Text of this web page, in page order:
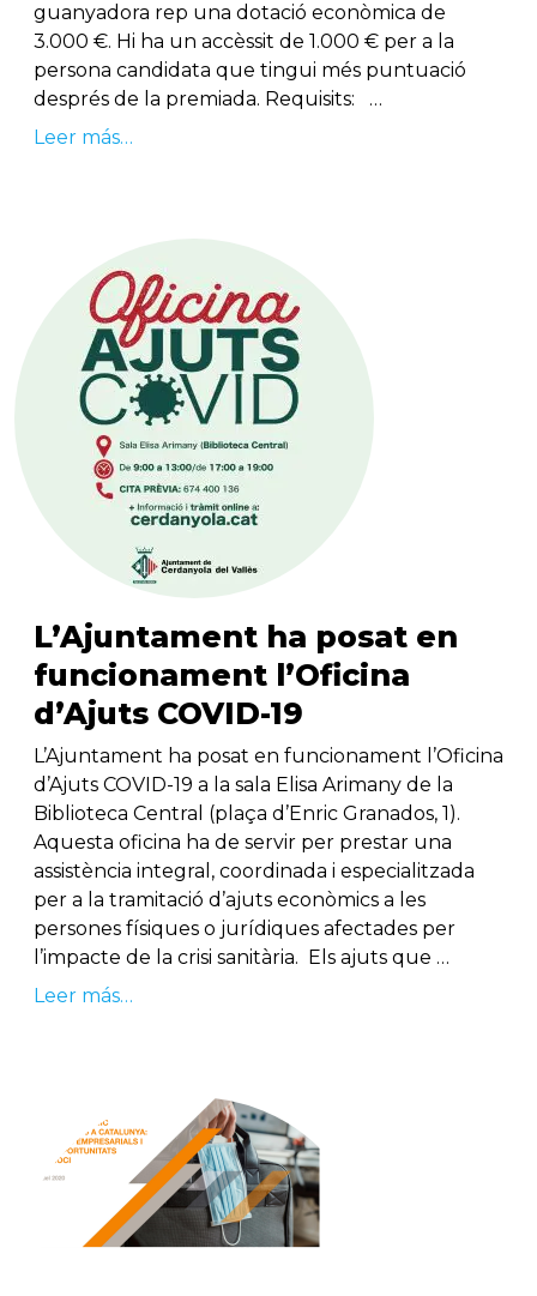
guanyadora rep una dotació econòmica de
3.000 €. Hi ha un accèssit de 1.000 € per a la
persona candidata que tingui més puntuació
després de la premiada. Requisits: …
Leer más…
L’Ajuntament ha posat en
funcionament l’Oficina
d’Ajuts COVID-19
L’Ajuntament ha posat en funcionament l’Oficina
d’Ajuts COVID-19 a la sala Elisa Arimany de la
Biblioteca Central (plaça d’Enric Granados, 1).
Aquesta oficina ha de servir per prestar una
assistència integral, coordinada i especialitzada
per a la tramitació d’ajuts econòmics a les
persones físiques o jurídiques afectades per
l’impacte de la crisi sanitària. Els ajuts que …
Leer más…